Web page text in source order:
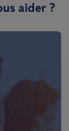
aider ?